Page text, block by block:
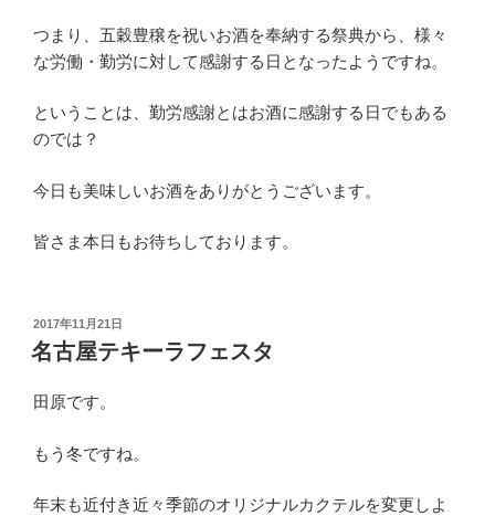
つまり、五穀豊穣を祝いお酒を奉納する祭典から、様々
な労働・勤労に対して感謝する日となったようですね。
ということは、勤労感謝とはお酒に感謝する日でもある
のでは？
今日も美味しいお酒をありがとうございます。
皆さま本日もお待ちしております。
投
稿
日:
2017年11月21日
名古屋テキーラフェスタ
田原です。
もう冬ですね。
年末も近付き近々季節のオリジナルカクテルを変更しよ